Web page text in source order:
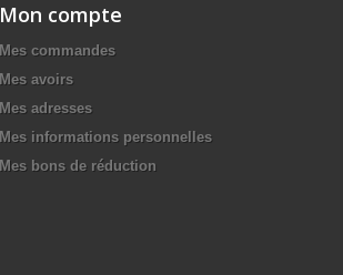
Mon compte
Mes commandes
Mes avoirs
Mes adresses
Mes informations personnelles
Mes bons de réduction